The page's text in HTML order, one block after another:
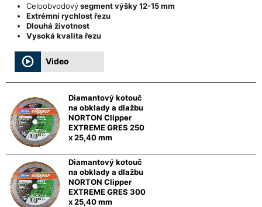
Celoobvodovýsegment výšky 12-15 mm
Extrémní rychlost řezu
Dlouhá životnost
Vysoká kvalita řezu
Video
Diamantový kotouč
na obklady a dlažbu
NORTON Clipper
EXTREME GRES 250
x 25,40 mm
Diamantový kotouč
na obklady a dlažbu
NORTON Clipper
EXTREME GRES 300
x 25,40 mm